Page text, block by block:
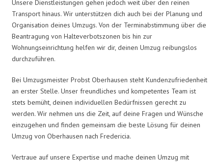
Unsere Dienstleistungen gehen jedoch weit über den reinen
Transport hinaus. Wir unterstützen dich auch bei der Planung und
Organisation deines Umzugs. Von der Terminabstimmung über die
Beantragung von Halteverbotszonen bis hin zur
Wohnungseinrichtung helfen wir dir, deinen Umzug reibungslos
durchzuführen.
Bei Umzugsmeister Probst Oberhausen steht Kundenzufriedenheit
an erster Stelle. Unser freundliches und kompetentes Team ist
stets bemüht, deinen individuellen Bedürfnissen gerecht zu
werden. Wir nehmen uns die Zeit, auf deine Fragen und Wünsche
einzugehen und finden gemeinsam die beste Lösung für deinen
Umzug von Oberhausen nach Fredericia.
Vertraue auf unsere Expertise und mache deinen Umzug mit